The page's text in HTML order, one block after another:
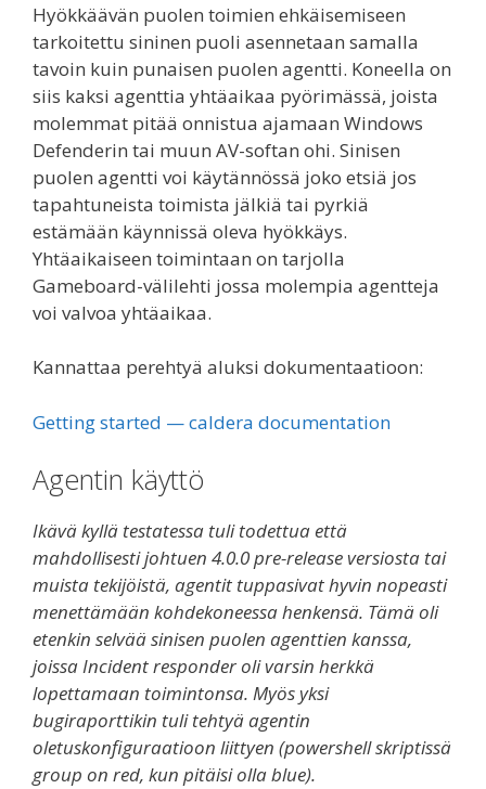
Hyökkäävän puolen toimien ehkäisemiseen
tarkoitettu sininen puoli asennetaan samalla
tavoin kuin punaisen puolen agentti. Koneella on
siis kaksi agenttia yhtäaikaa pyörimässä, joista
molemmat pitää onnistua ajamaan Windows
Defenderin tai muun AV-softan ohi. Sinisen
puolen agentti voi käytännössä joko etsiä jos
tapahtuneista toimista jälkiä tai pyrkiä
estämään käynnissä oleva hyökkäys.
Yhtäaikaiseen toimintaan on tarjolla
Gameboard-välilehti jossa molempia agentteja
voi valvoa yhtäaikaa.
Kannattaa perehtyä aluksi dokumentaatioon:
Getting started — caldera documentation
Agentin käyttö
Ikävä kyllä testatessa tuli todettua että
mahdollisesti johtuen 4.0.0 pre-release versiosta tai
muista tekijöistä, agentit tuppasivat hyvin nopeasti
menettämään kohdekoneessa henkensä. Tämä oli
etenkin selvää sinisen puolen agenttien kanssa,
joissa Incident responder oli varsin herkkä
lopettamaan toimintonsa. Myös yksi
bugiraporttikin tuli tehtyä agentin
oletuskonfiguraatioon liittyen (powershell skriptissä
group on red, kun pitäisi olla blue).